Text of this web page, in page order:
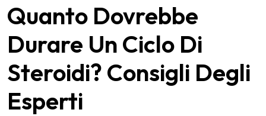
Quanto Dovrebbe
Durare Un Ciclo Di
Steroidi? Consigli Degli
Esperti